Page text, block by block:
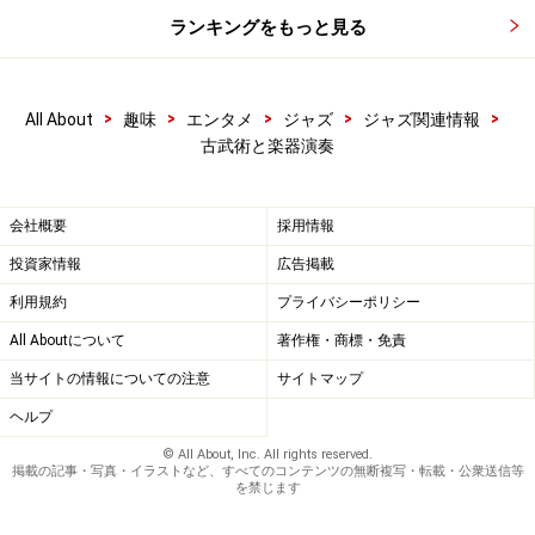
ランキングをもっと見る
All About > 趣味 > エンタメ > ジャズ > ジャズ関連情報
>
古武術と楽器演奏
会社概要 採用情報
投資家情報 広告掲載
利用規約 プライバシーポリシー
All Aboutについて 著作権・商標・免責
当サイトの情報についての注意 サイトマップ
ヘルプ
© All About, Inc. All rights reserved.
掲載の記事・写真・イラストなど、すべてのコンテンツの無断複写・転載・公衆送信等
を禁じます